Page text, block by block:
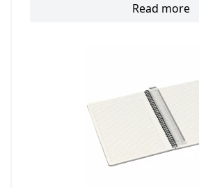
Read more